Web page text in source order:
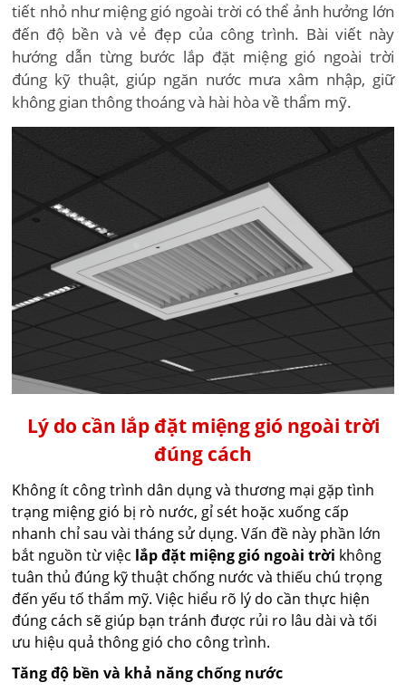
tiết nhỏ như miệng gió ngoài trời có thể ảnh hưởng lớn
đến độ bền và vẻ đẹp của công trình. Bài viết này
hướng dẫn từng bước lắp đặt miệng gió ngoài trời
đúng kỹ thuật, giúp ngăn nước mưa xâm nhập, giữ
không gian thông thoáng và hài hòa về thẩm mỹ.
Lý do cần lắp đặt miệng gió ngoài trời
đúng cách
Không ít công trình dân dụng và thương mại gặp tình
trạng miệng gió bị rò nước, gỉ sét hoặc xuống cấp
nhanh chỉ sau vài tháng sử dụng. Vấn đề này phần lớn
bắt nguồn từ việc lắp đặt miệng gió ngoài trời không
tuân thủ đúng kỹ thuật chống nước và thiếu chú trọng
đến yếu tố thẩm mỹ. Việc hiểu rõ lý do cần thực hiện
đúng cách sẽ giúp bạn tránh được rủi ro lâu dài và tối
ưu hiệu quả thông gió cho công trình.
Tăng độ bền và khả năng chống nước